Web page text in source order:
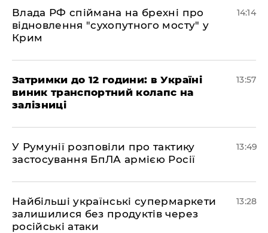
Влада РФ спіймана на брехні про
відновлення "сухопутного мосту" у
Крим
14:14
Затримки до 12 години: в Україні
виник транспортний колапс на
залізниці
13:57
У Румунії розповіли про тактику
застосування БпЛА армією Росії
13:49
Найбільші українські супермаркети
залишилися без продуктів через
російські атаки
13:28